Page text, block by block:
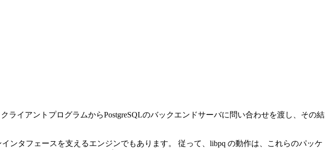
ライアントプログラムからPostgreSQLのバックエンドサーバに問い合わせを渡し、その結
ンタフェースを支えるエンジンでもあります。 従って、 libpq の動作は、これらのパッケ